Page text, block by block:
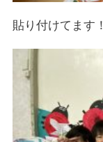
貼り付けてます！